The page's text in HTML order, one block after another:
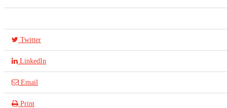
Twitter
LinkedIn
Email
Print